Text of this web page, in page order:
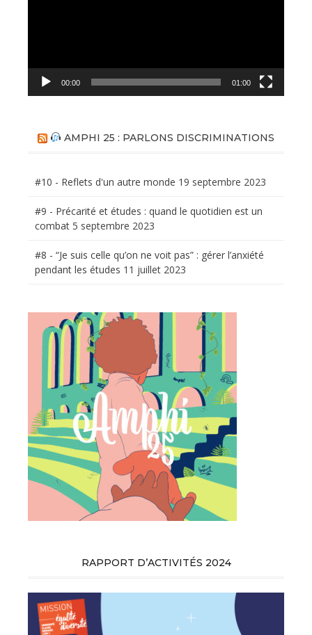
00:00 01:00
AMPHI 25 : PARLONS DISCRIMINATIONS
#10 - Reflets d'un autre monde 19 septembre 2023
#9 - Précarité et études : quand le quotidien est un
combat 5 septembre 2023
#8 - “Je suis celle qu’on ne voit pas” : gérer l’anxiété
pendant les études 11 juillet 2023
RAPPORT D’ACTIVITÉS 2024